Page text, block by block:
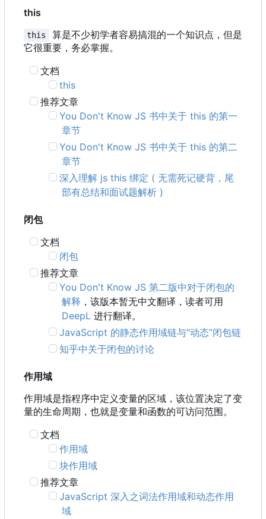
this
this
算是不少初学者容易搞混的一个知识点，但是
它很重要，务必掌握。
文档
this
推荐文章
You Don't Know JS 书中关于 this 的第一
章节
You Don't Know JS 书中关于 this 的第二
章节
深入理解 js this 绑定 ( 无需死记硬背，尾
部有总结和面试题解析 )
闭包
文档
闭包
推荐文章
You Don't Know JS 第二版中对于闭包的
解释 ，该版本暂无中文翻译，读者可用
DeepL 进行翻译。
JavaScript 的静态作用域链与“动态”闭包链
知乎中关于闭包的讨论
作用域
作用域是指程序中定义变量的区域，该位置决定了变
量的生命周期，也就是变量和函数的可访问范围。
文档
作用域
块作用域
推荐文章
JavaScript 深入之词法作用域和动态作用
域